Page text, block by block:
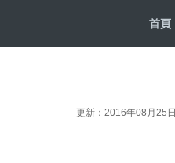
首頁
更新：2016年08月25日